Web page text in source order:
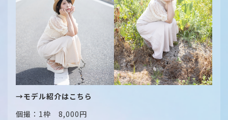
→モデル紹介はこちら
個撮：1枠 8,000円